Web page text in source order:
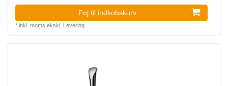
Foj til indkobskurv
* inkl. moms ekskl. Levering